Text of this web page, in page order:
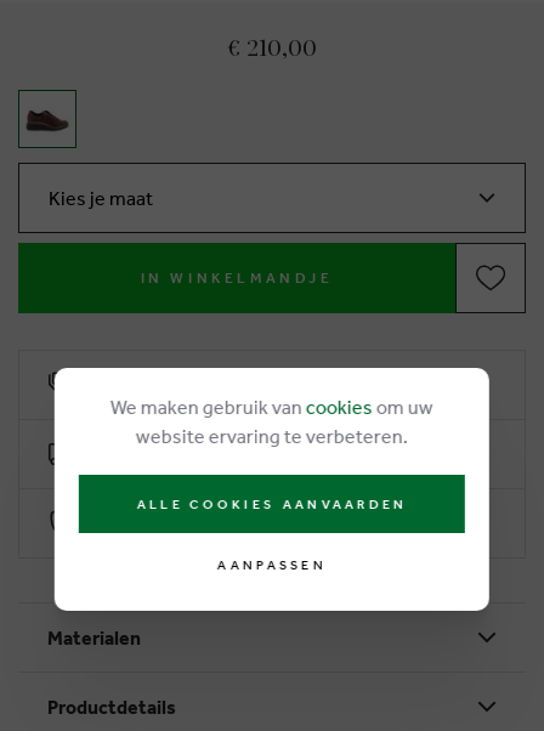
€ 210,00
Kies je maat
IN WINKELMANDJE
Gratis levering vanaf €50
Materialen
Productdetails
We maken gebruik van cookies om uw
website ervaring te verbeteren.
ALLE COOKIES AANVAARDEN
AANPASSEN